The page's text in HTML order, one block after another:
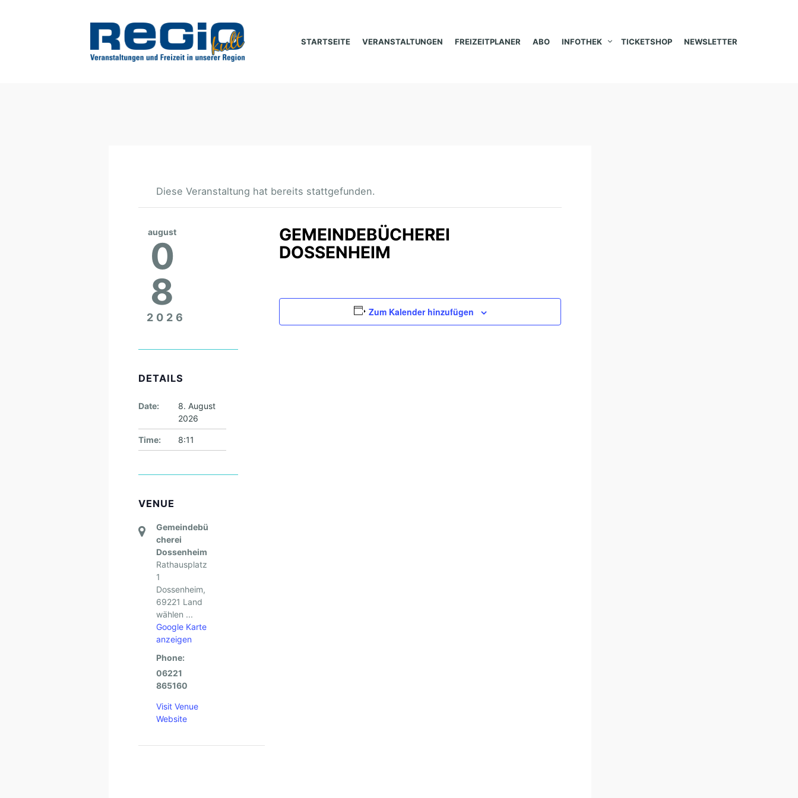
STARTSEITE VERANSTALTUNGEN FREIZEITPLANER ABO INFOTHEK TICKETSHOP NEWSLETTER
Diese Veranstaltung hat bereits stattgefunden.
GEMEINDEBÜCHEREI
DOSSENHEIM
Zum Kalender hinzufügen
august
0
8
2026
DETAILS
Date:
8. August
2026
Time: 8:11
VENUE
Gemeindebü
cherei
Dossenheim
Rathausplatz
1
Dossenheim,
69221 Land
wählen ...
Google Karte
anzeigen
Phone:
06221
865160
Visit Venue
Website